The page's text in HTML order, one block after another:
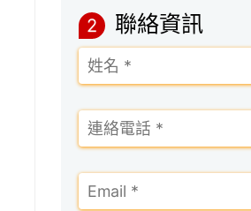
2 聯絡資訊